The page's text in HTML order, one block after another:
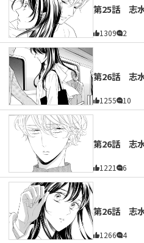
第25話 志
1309 2
第26話 志
1255 10
第26話 志
1221 6
第26話 志
1266 4